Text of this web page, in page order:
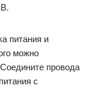
питания и
можно
провода
с